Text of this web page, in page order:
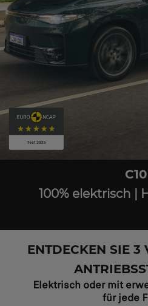
C10
100% elektrisch |
ENTDECKEN SIE 3
Elektrisch oder mit
für jede